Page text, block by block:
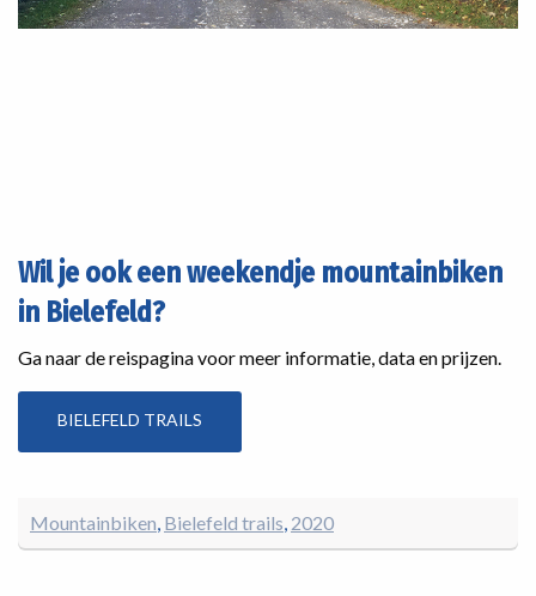
Wil je ook een weekendje mountainbiken
in Bielefeld?
Ga naar de reispagina voor meer informatie, data en prijzen.
BIELEFELD TRAILS
Mountainbiken Bielefeld trails 2020